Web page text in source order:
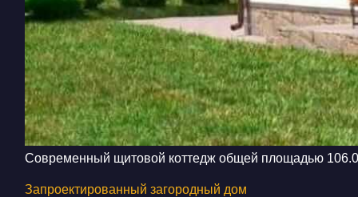
Современный щитовой коттедж общей площадью
Запроектированный загородный дом